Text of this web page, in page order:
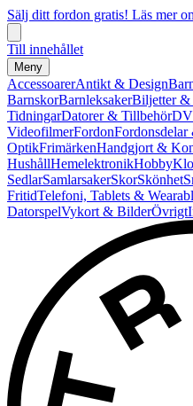
Sälj ditt fordon gratis! Läs mer
Till innehållet
Meny
AccessoarerAntikt & Design
BarnskorBarnleksakerBiljetter &
TidningarDatorer & Tillbehör
VideofilmerFordon
OptikFrimärkenHandgjort &
HushållHemelektronikHobby
SedlarSamlarsakerSkorSkönhet
FritidTelefoni, Tablets &
DatorspelVykort & BilderÖvrigt